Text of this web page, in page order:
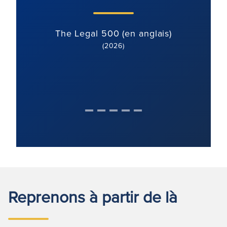
The Legal 500 (en anglais)
(2026)
Reprenons à partir de là